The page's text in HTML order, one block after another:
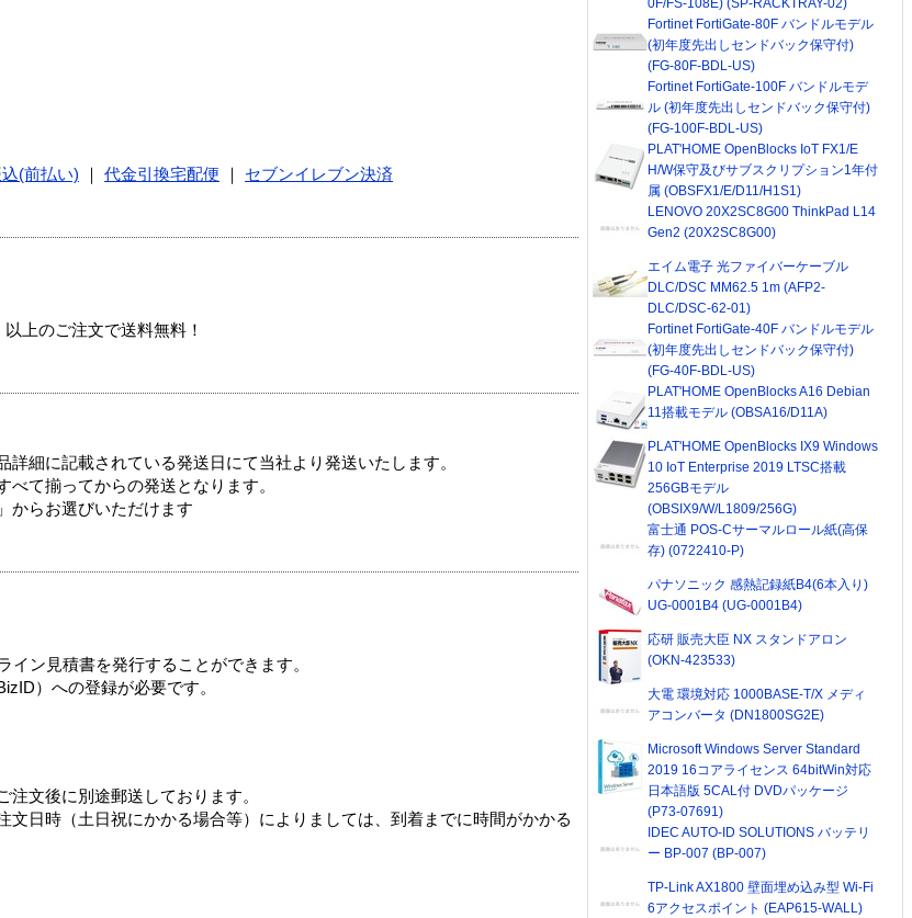
(前払い) 代金引換宅配便
セブンイレブン決済
上のご注文で送料無料！
細に記載されている発送日にて当社より発送いたします。
て揃ってからの発送となります。
からお選びいただけます
ン見積書を発行することができます。
）への登録が必要です。
文後に別途郵送しております。
文日時（土日祝にかかる場合等）によりましては、到着までに時間がかかる
0F/FS-108E) (SP-RACKTRAY-02)
Fortinet FortiGate-80F バンドルモデル
(初年度先出しセンドバック保守付)
(FG-80F-BDL-US)
Fortinet FortiGate-100F バンドルモデ
ル (初年度先出しセンドバック保守付)
(FG-100F-BDL-US)
PLAT'HOME OpenBlocks IoT FX1/E
H/W保守及びサブスクリプション1年付
属 (OBSFX1/E/D11/H1S1)
LENOVO 20X2SC8G00 ThinkPad L14
Gen2 (20X2SC8G00)
エイム電子 光ファイバーケーブル
DLC/DSC MM62.5 1m (AFP2-
DLC/DSC-62-01)
Fortinet FortiGate-40F バンドルモデル
(初年度先出しセンドバック保守付)
(FG-40F-BDL-US)
PLAT'HOME OpenBlocks A16 Debian
11搭載モデル (OBSA16/D11A)
PLAT'HOME OpenBlocks IX9 Windows
10 IoT Enterprise 2019 LTSC搭載
256GBモデル
(OBSIX9/W/L1809/256G)
富士通 POS-Cサーマルロール紙(高保
存) (0722410-P)
パナソニック 感熱記録紙B4(6本入り)
UG-0001B4 (UG-0001B4)
応研 販売大臣 NX スタンドアロン
(OKN-423533)
大電 環境対応 1000BASE-T/X メディ
アコンバータ (DN1800SG2E)
Microsoft Windows Server Standard
2019 16コアライセンス 64bitWin対応
日本語版 5CAL付 DVDパッケージ
(P73-07691)
IDEC AUTO-ID SOLUTIONS バッテリ
ー BP-007 (BP-007)
TP-Link AX1800 壁面埋め込み型 Wi-Fi
6アクセスポイント (EAP615-WALL)